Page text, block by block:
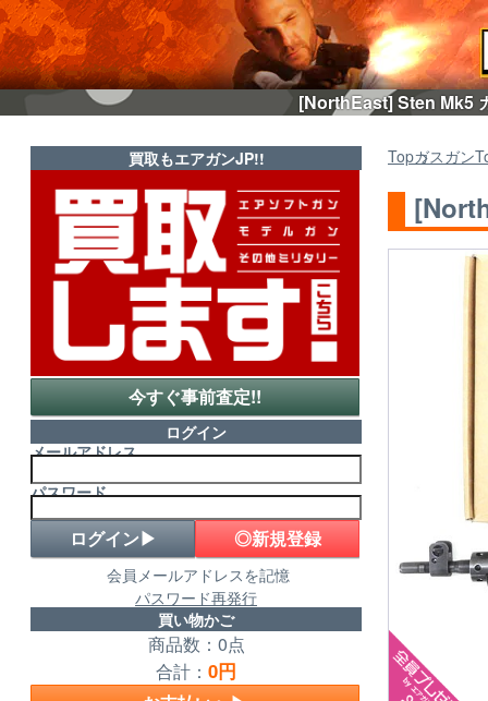
[NorthEast] Sten Mk5
Topガスガン
買取もエアガンJP!!
今すぐ事前査定!!
ログイン
メールアドレス
パスワード
◎新規登録
会員メールアドレスを記憶
パスワード再発行
買い物かご
商品数：0点
合計： 0円